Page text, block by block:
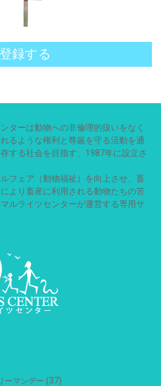
録する
ターは動物への非倫理的扱いをなく
るような権利と尊厳を守る活動を通
する社会を目指す、1987年に設立さ
フェア（動物福祉）を向上させ、畜
より畜産に利用される動物たちの苦
ルライツセンターが運営する専用サ
ーマンデー (37)